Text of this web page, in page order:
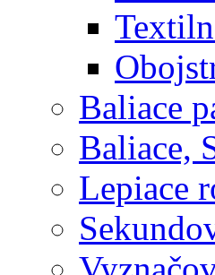
Baliace
Baliace,
Lepiace